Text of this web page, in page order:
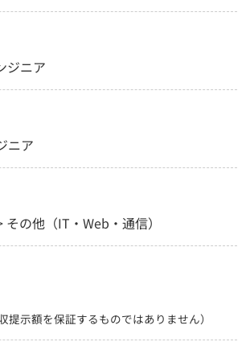
ジニア
ニア
の他（IT・Web・通信）
提示額を保証するものではありません）